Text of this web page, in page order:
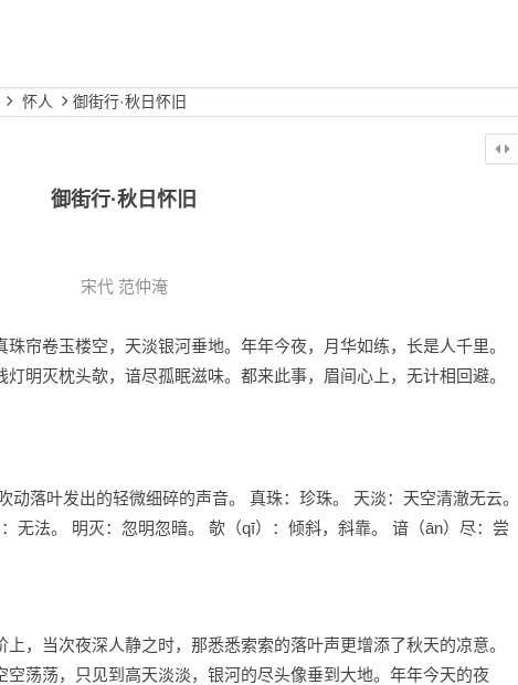
怀人 御街行·秋日怀旧
御街行·秋日怀旧
宋代 范仲淹
帘卷玉楼空，天淡银河垂地。年年今夜，月华如练，长是人千里。
明灭枕头欹，谙尽孤眠滋味。都来此事，眉间心上，无计相回避。
动落叶发出的轻微细碎的声音。 真珠：珍珠。 天淡：天空清澈无云。
无法。 明灭：忽明忽暗。 欹（qī）：倾斜，斜靠。 谙（ān）尽：尝
，当次夜深人静之时，那悉悉索索的落叶声更增添了秋天的凉意。
荡荡，只见到高天淡淡，银河的尽头像垂到大地。年年今天的夜